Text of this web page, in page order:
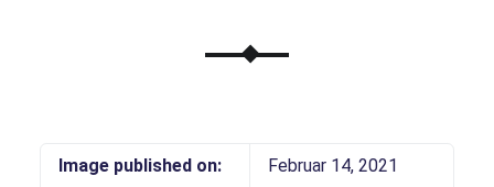
Image published on: Februar 14, 2021